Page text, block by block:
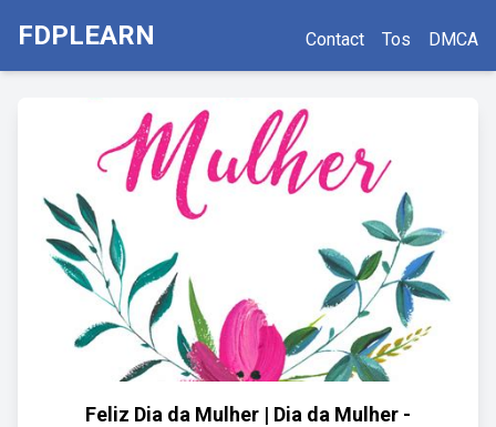
FDPLEARN Contact Tos DMCA
Feliz Dia da Mulher | Dia da Mulher -